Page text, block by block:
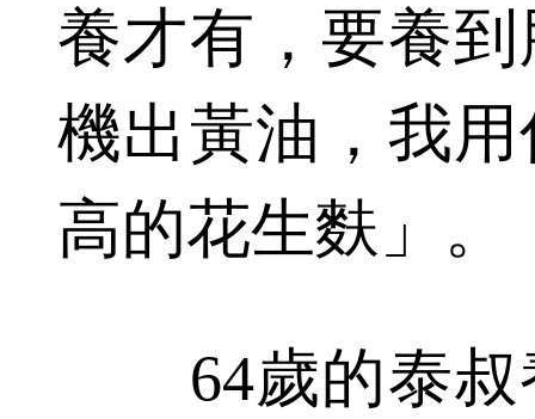
養才有，要養
機出黃油，我
高的花生麩」。
64歲的泰叔